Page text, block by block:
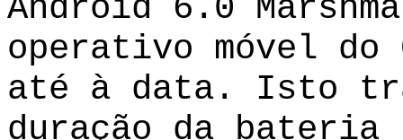
Android 6.0
operativo móvel do
até à data. Isto
duração da